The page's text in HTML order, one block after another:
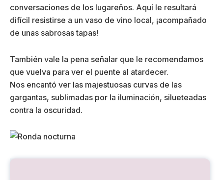
conversaciones de los lugareños. Aquí le resultará
difícil resistirse a un vaso de vino local, ¡acompañado
de unas sabrosas tapas!
También vale la pena señalar que le recomendamos
que vuelva para ver el puente al atardecer.
Nos encantó ver las majestuosas curvas de las
gargantas, sublimadas por la iluminación, silueteadas
contra la oscuridad.